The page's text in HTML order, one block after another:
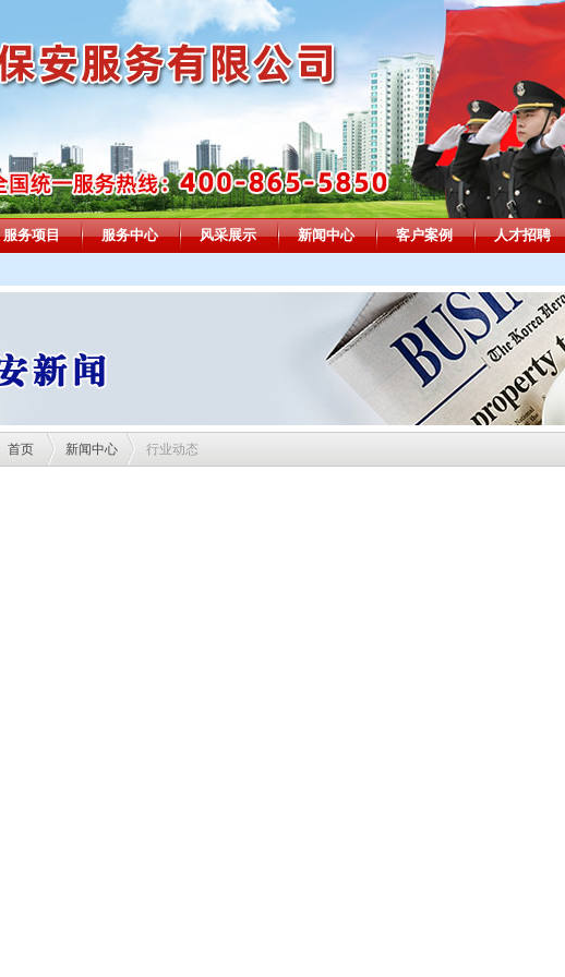
服务项目 服务中心 风采展示 新闻中心 客户案例 人才招聘
首页 新闻中心 行业动态